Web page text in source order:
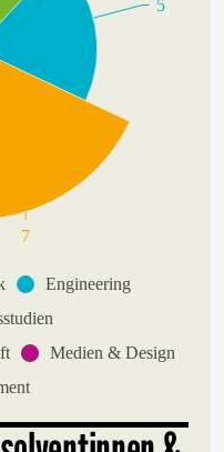
Engineering
Medien & Design
5
7